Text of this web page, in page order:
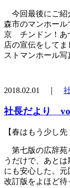
今回最後にご
森市のマンホー
京 チンドン！あ
店の宣伝をして
ストマンホール写
2018.02.01 ｜
社長だより
【春はもう少し先
第七版の広辞苑
うだけで、あと
にも安心した。
改訂版をよほど待